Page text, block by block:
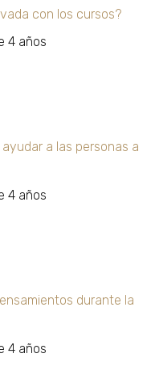
con los cursos?
4 años
a las personas a
4 años
durante la
4 años